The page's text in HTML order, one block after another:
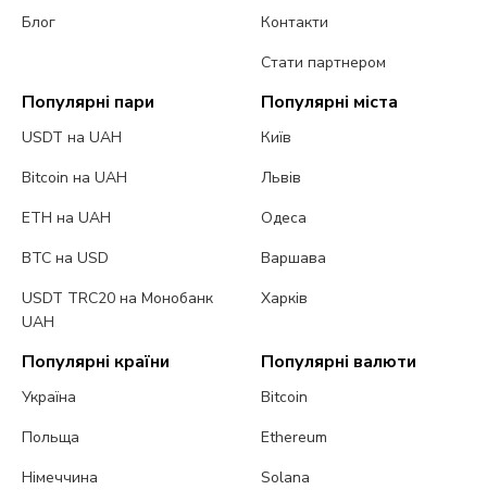
Блог
Контакти
Стати партнером
Популярні пари
USDT на UAH
Bitcoin на UAH
ETH на UAH
BTC на USD
USDT TRC20 на Монобанк
UAH
Популярні міста
Київ
Львів
Одеса
Варшава
Харків
Популярні країни
Україна
Польща
Німеччина
Популярні валюти
Bitcoin
Ethereum
Solana